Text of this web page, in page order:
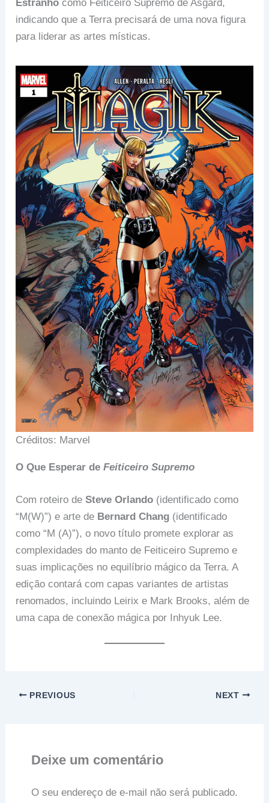
Estranho como Feiticeiro Supremo de Asgard,
indicando que a Terra precisará de uma nova figura
para liderar as artes místicas.
Créditos: Marvel
O Que Esperar deFeiticeiro Supremo
Com roteiro deSteve Orlando (identificado como
“M(W)”) e arte de Bernard Chang (identificado
como “M (A)”), o novo título promete explorar as
complexidades do manto de Feiticeiro Supremo e
suas implicações no equilíbrio mágico da Terra. A
edição contará com capas variantes de artistas
renomados, incluindo Leirix e Mark Brooks, além de
uma capa de conexão mágica por Inhyuk Lee.
PREVIOUS NEXT
Deixe um comentário
O seu endereço de e-mail não será publicado.